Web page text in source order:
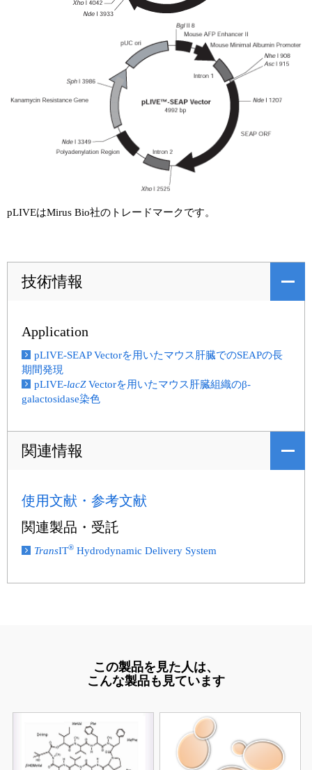
pLIVEはMirus Bio社のトレードマークです。
技術情報
Application
pLIVE-SEAP Vectorを用いたマウス肝臓でのSEAPの長
期間発現
pLIVE-lacZVectorを用いたマウス肝臓組織のβ-
galactosidase染色
関連情報
使用文献・参考文献
関連製品・受託
TransIT® Hydrodynamic Delivery System
この製品を見た人は、
こんな製品も見ています